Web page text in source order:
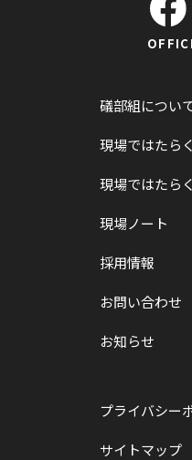
礒部組につい
現場ではたら
現場ではたら
現場ノート
採用情報
お問い合わせ
お知らせ
プライバシー
サイトマップ